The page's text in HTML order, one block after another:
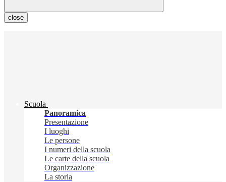
close
Scuola
Panoramica
Presentazione
I luoghi
Le persone
I numeri della scuola
Le carte della scuola
Organizzazione
La storia